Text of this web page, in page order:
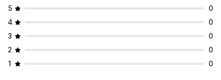
现金流 利润跟踪 税款计算
5
0
4
0
3
0
2
0
1
0